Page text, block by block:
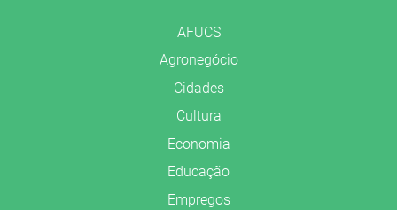
AFUCS
Agronegócio
Cidades
Cultura
Economia
Educação
Empregos